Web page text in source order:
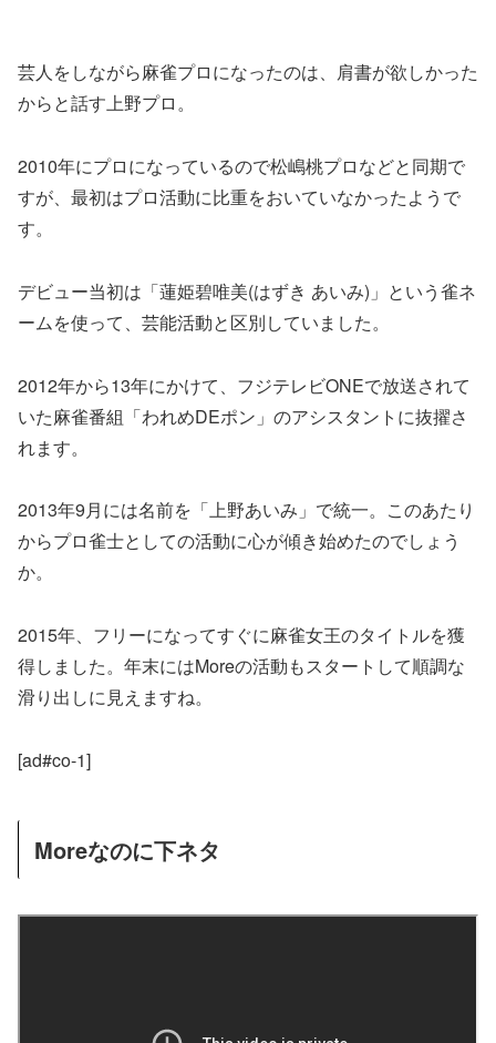
芸人をしながら麻雀プロになったのは、肩書が欲しかった
からと話す上野プロ。
2010年にプロになっているので松嶋桃プロなどと同期で
すが、最初はプロ活動に比重をおいていなかったようで
す。
デビュー当初は「蓮姫碧唯美(はずき あいみ)」という雀ネ
ームを使って、芸能活動と区別していました。
2012年から13年にかけて、フジテレビONEで放送されて
いた麻雀番組「われめDEポン」のアシスタントに抜擢さ
れます。
2013年9月には名前を「上野あいみ」で統一。このあたり
からプロ雀士としての活動に心が傾き始めたのでしょう
か。
2015年、フリーになってすぐに麻雀女王のタイトルを獲
得しました。年末にはMoreの活動もスタートして順調な
滑り出しに見えますね。
[ad#co-1]
Moreなのに下ネタ